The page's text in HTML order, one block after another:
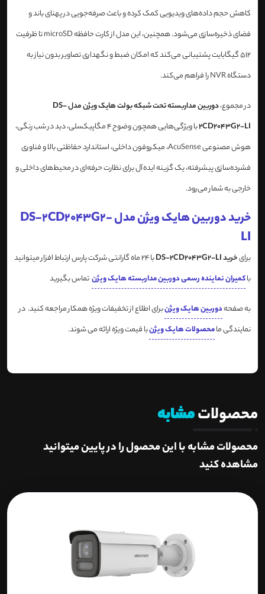
کاهش حجم داده‌های ویدیویی کمک کرده و باعث صرفه‌جویی در پهنای باند و
فضای ذخیره‌سازی می‌شود. همچنین، این مدل از کارت حافظه microSD تا ظرفیت
512 گیگابایت پشتیبانی می‌کند که امکان ضبط و نگهداری تصاویر بدون نیاز به
دستگاه NVR را فراهم می‌کند.
در مجموع،
دوربین مداربسته تحت شبکه بولت هایک ویژن مدل DS-
2CD2043G2-LI
با ویژگی‌هایی همچون وضوح 4 مگاپیکسلی، دید در شب رنگی،
هوش مصنوعی AcuSense، میکروفون داخلی، استاندارد حفاظتی بالا و فناوری
فشرده‌سازی پیشرفته، یک گزینه ایده‌آل برای نظارت حرفه‌ای در محیط‌های داخلی و
خارجی به شمار می‌رود.
خرید دوربین هایک ویژن مدل DS-2CD2043G2-
LI
برایخرید DS-2CD2043G2-LI
با 24 ماه گارانتی شرکت پارس ارتباط افزار میتوانید
باکمیران نماینده رسمی دوربین مداربسته هایک ویژنتماس بگیرید
به صفحهدوربین هایک ویژنبرای اطلاع از تخفیفات ویژه همکار مراجعه کنید. در
نمایندگی مامحصولات هایک ویژنبا قیمت ویژه ارائه می شوند.
محصولاتمشابه
محصولات مشابه با این محصول را در پایین میتوانید
مشاهده کنید